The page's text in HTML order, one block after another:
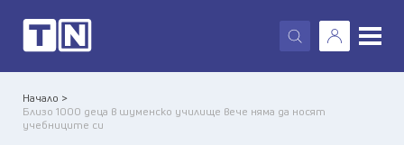
X
Начало >
Близо 1000 деца в шуменско училище вече няма да носят
учебниците си